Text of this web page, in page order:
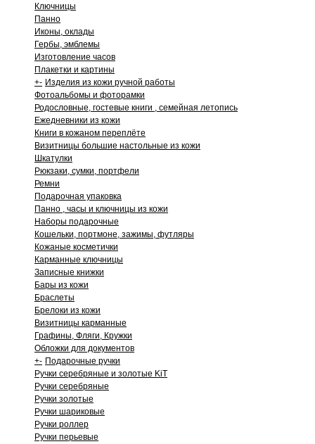
Ключницы
Панно
Иконы, оклады
Гербы, эмблемы
Изготовление часов
Плакетки и картины
+- Изделия из кожи ручной работы
Фотоальбомы и фоторамки
Родословные, гостевые книги , семейная летопись
Ежедневники из кожи
Книги в кожаном переплёте
Визитницы большие настольные из кожи
Шкатулки
Рюкзаки, сумки, портфели
Ремни
Подарочная упаковка
Панно , часы и ключницы из кожи
Наборы подарочные
Кошельки, портмоне, зажимы, футляры
Кожаные косметички
Карманные ключницы
Записные книжки
Бары из кожи
Браслеты
Брелоки из кожи
Визитницы карманные
Графины, Фляги, Кружки
Обложки для документов
+- Подарочные ручки
Ручки серебряные и золотые KiT
Ручки серебряные
Ручки золотые
Ручки шариковые
Ручки роллер
Ручки перьевые